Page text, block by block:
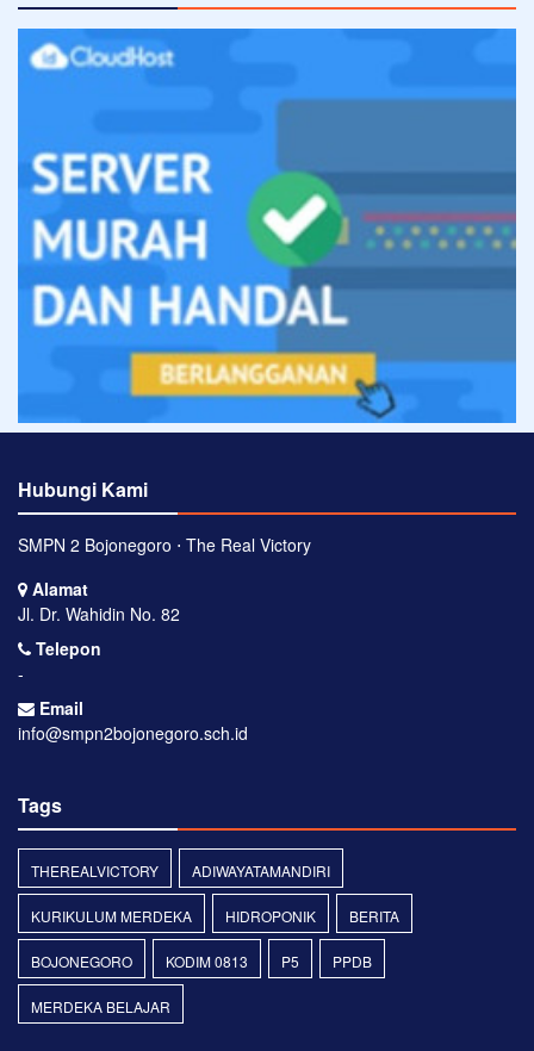
Hubungi Kami
SMPN 2 Bojonegoro ⋅ The Real Victory
Alamat
Jl. Dr. Wahidin No. 82
Telepon
-
Email
info@smpn2bojonegoro.sch.id
Tags
THEREALVICTORY ADIWAYATAMANDIRI
KURIKULUM MERDEKA HIDROPONIK BERITA
BOJONEGORO KODIM 0813 P5 PPDB
MERDEKA BELAJAR